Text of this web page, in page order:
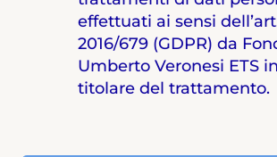
effettuati ai sensi
2016/679 (GDPR) da
Umberto Veronesi ETS
titolare del trattamento.